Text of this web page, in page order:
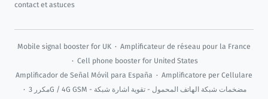
contact et astuces
Mobile signal booster for UK · Amplificateur de réseau pour la France
· Cell phone booster for United States
Amplificador de Señal Móvil para España · Amplificatore per Cellulare
· مكرر 3G / 4G GSM - مضخمات شبكة الهاتف المحمول - تقوية اشارة شبكة